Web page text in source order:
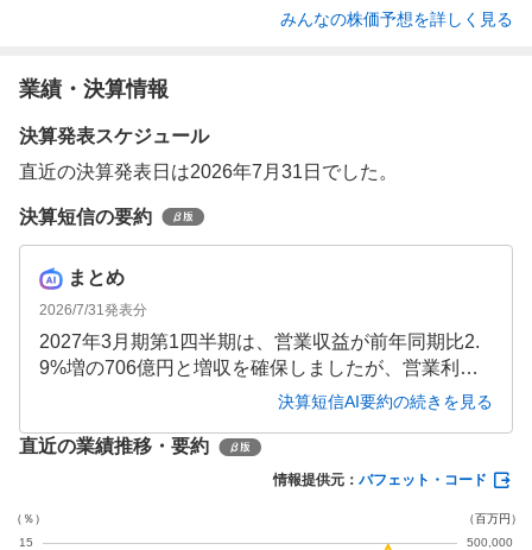
みんなの株価予想を詳しく見る
業績・決算情報
決算発表スケジュール
直近の決算発表日は2026年7月31日でした。
決算短信の要約
まとめ
2026/7/31発表分
2027年3月期第1四半期は、営業収益が前年同期比2.
9%増の706億円と増収を確保しましたが、営業利益
は2.6%減の39億円と小幅減益となりました。前年同
により、最終利益は67.3%減の61億円と大幅に落ち
決算短信AI要約の続きを見る
直近の業績推移・要約
情報提供元： バフェット・コード